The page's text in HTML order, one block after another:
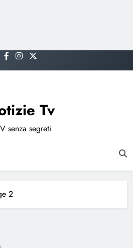
Tv
senza segreti
2